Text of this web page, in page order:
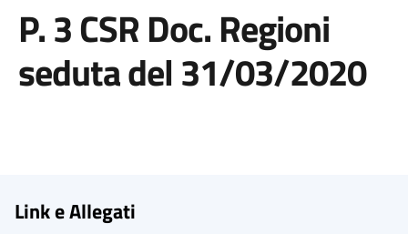
P. 3 CSR Doc. Regioni
seduta del 31/03/2020
Link e Allegati